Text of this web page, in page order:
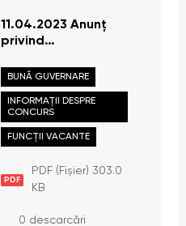
11.04.2023 Anunț
privind
scrise în cadrul
concursului pentru
ocuparea funcției
publice de
consultant superior,
gestionarea și
investigarea
PDF
PDF (Fișier) 303.0
KB
BUNĂ GUVERNARE
INFORMAȚII DESPRE
CONCURS
FUNCȚII VACANTE
0 descarcări